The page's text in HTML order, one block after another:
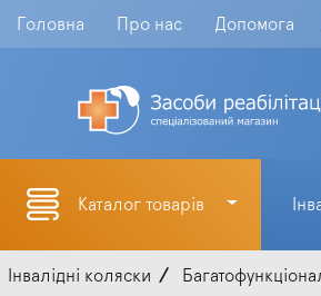
Головна Про нас Допомога
Каталог товарів
Інвалідні коляски